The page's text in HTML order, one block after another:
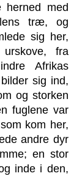
herned med
træ, og
sig her,
fra
Afrikas
sig ind,
og storken
fuglene var
kom her,
andre dyr
en stor
inde i den,